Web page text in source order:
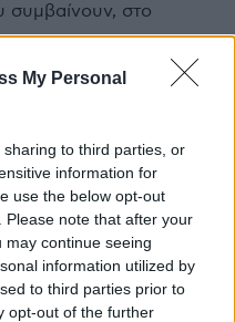
My Personal
to third parties, or
information for
use the below opt-out
note that after your
continue seeing
information utilized by
to third parties prior to
opt-out of the further
συμβαίνουν, στο